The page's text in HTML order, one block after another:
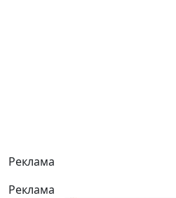
Реклама
Реклама